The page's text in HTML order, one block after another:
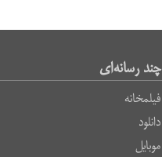
چند رسانه‌ای
فیلمخانه
دانلود
موبایل